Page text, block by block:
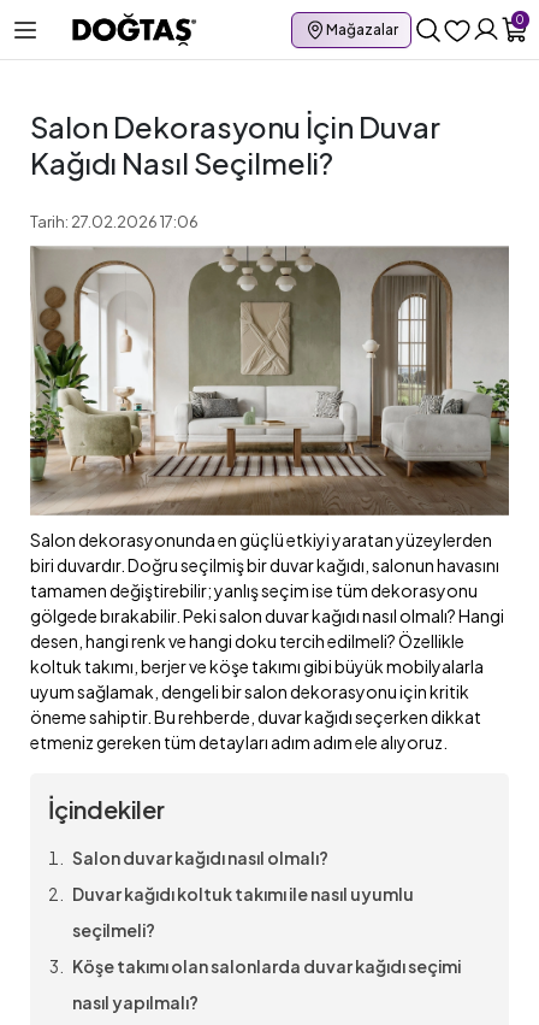
Mağazalar
0
Salon Dekorasyonu İçin Duvar
Kağıdı Nasıl Seçilmeli?
Tarih: 27.02.2026 17:06
Salon dekorasyonunda en güçlü etkiyi yaratan yüzeylerden
biri duvardır. Doğru seçilmiş bir duvar kağıdı, salonun havasını
tamamen değiştirebilir; yanlış seçim ise tüm dekorasyonu
gölgede bırakabilir. Peki salon duvar kağıdı nasıl olmalı? Hangi
desen, hangi renk ve hangi doku tercih edilmeli? Özellikle
koltuk takımı, berjer ve köşe takımı gibi büyük mobilyalarla
uyum sağlamak, dengeli bir salon dekorasyonu için kritik
öneme sahiptir. Bu rehberde, duvar kağıdı seçerken dikkat
etmeniz gereken tüm detayları adım adım ele alıyoruz.
İçindekiler
Salon duvar kağıdı nasıl olmalı?
Duvar kağıdı koltuk takımı ile nasıl uyumlu
seçilmeli?
Köşe takımı olan salonlarda duvar kağıdı seçimi
nasıl yapılmalı?